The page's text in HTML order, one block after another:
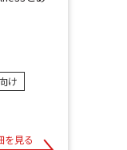
け
を見る